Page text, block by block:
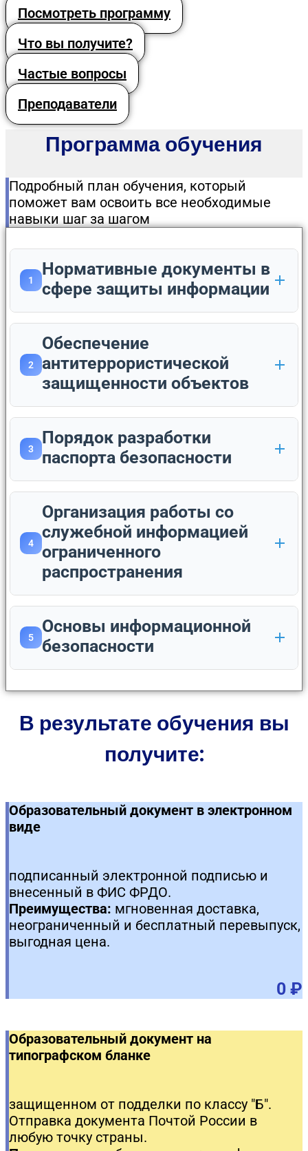
Посмотреть программу
Что вы получите?
Частые вопросы
Преподаватели
Программа обучения
Подробный план обучения, который
поможет вам освоить все необходимые
навыки шаг за шагом
1
Нормативные документы в
сфере защиты информации
2
Обеспечение
антитеррористической
защищенности объектов
3
Порядок разработки
паспорта безопасности
4
Организация работы со
служебной информацией
ограниченного
распространения
5
Основы информационной
безопасности
В результате обучения вы
получите:
Образовательный документ в электронном
виде
подписанный электронной подписью и
внесенный в ФИС ФРДО.
Преимущества: мгновенная доставка,
неограниченный и бесплатный перевыпуск,
выгодная цена.
0 ₽
Образовательный документ на
типографском бланке
защищенном от подделки по классу "Б".
Отправка документа Почтой России в
любую точку страны.